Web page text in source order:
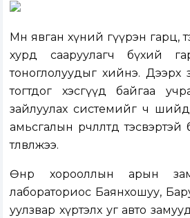
Мөн явган хүний гүүрэн гарц,
хурд сааруулагч бүхий
тоноглолуудыг хийнэ. Дээрх
тогтдог хэсгүүд байгаа
зайлуулах системийг ч
амьсгалын өөрчлөлтөд
төлөвлөжээ.
Өнөр хорооллын арын
лабораториос Баянхошуу,
уулзвар хүртэлх уг авто